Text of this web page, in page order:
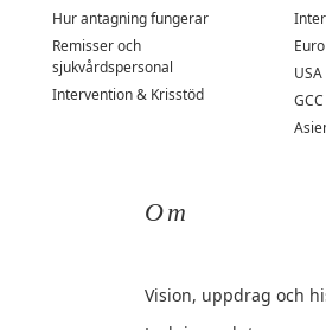
Hur antagning fungerar
Remisser och
sjukvårdspersonal
Intervention & Krisstöd
USA
GCC
Om
Vision, uppdrag och